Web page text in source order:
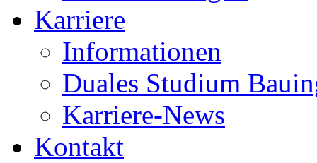
Karriere
Informationen
Duales Studium
Karriere-News
Kontakt